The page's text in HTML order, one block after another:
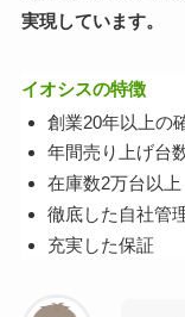
実現しています。
イオシスの特徴
創業20年以上の
年間売り上げ台
在庫数2万台以上
徹底した自社管
充実した保証